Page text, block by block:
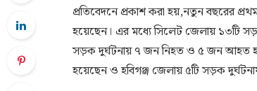
প্রতিবেদনে প্রকাশ করা হয়,নতুন বছরের
হয়েছেন। এর মধ্যে সিলেট জেলায় ১৩টি
সড়ক দুর্ঘটনায় ৭ জন নিহত ও ৫ জন আহত
হয়েছেন ও হবিগঞ্জ জেলায় ৫টি সড়ক